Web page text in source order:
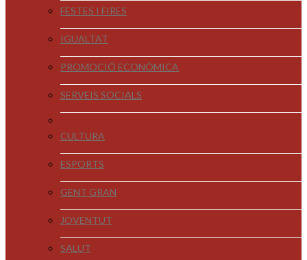
FESTES I FIRES
IGUALTAT
PROMOCIÓ ECONÒMICA
SERVEIS SOCIALS
CULTURA
ESPORTS
GENT GRAN
JOVENTUT
SALUT